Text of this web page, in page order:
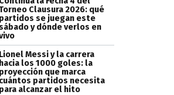
Clausura 2026: qué
partidos se juegan este
y dónde verlos en
Lionel Messi y la carrera
hacia los 1000 goles: la
proyección que marca
cuántos partidos necesita
para alcanzar el hito